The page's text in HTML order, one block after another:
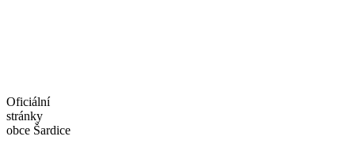
Oficiální
stránky
obce Šardice